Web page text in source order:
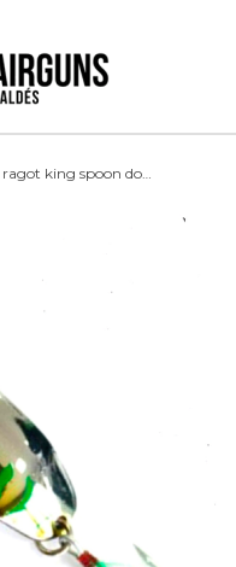
spoon dorada/plateada diseños verdes